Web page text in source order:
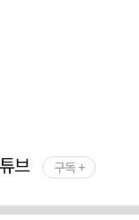
브 구독 +